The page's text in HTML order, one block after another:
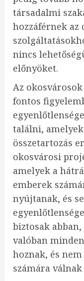
társadalmi
hozzáférnek az
nincs
előnyöket.
Az
fontos
találni,
összetartozás
okosvárosi
amelyek a
emberek
nyújtanak, és
biztosak
valóban
hoznak, és
számára